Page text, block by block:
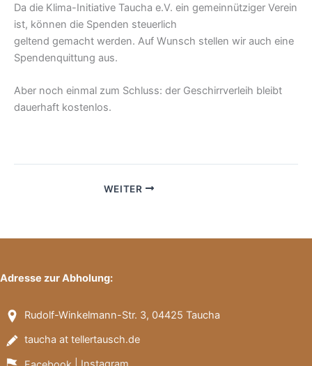
Da die Klima-Initiative Taucha e.V. ein gemeinnütziger Verein
ist, können die Spenden steuerlich
geltend gemacht werden. Auf Wunsch stellen wir auch eine
Spendenquittung aus.
Aber noch einmal zum Schluss: der Geschirrverleih bleibt
dauerhaft kostenlos.
WEITER
Adresse zur Abholung:
Rudolf-Winkelmann-Str. 3, 04425 Taucha
taucha at tellertausch.de